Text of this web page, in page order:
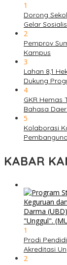
1
Dorong
Gelar
2
Pemprov
Kampus
3
Lahan 8,1
Dukung
4
GKR Hemas
Bahasa
5
Kolaborasi
KABAR
1
Prodi
Akreditasi
2